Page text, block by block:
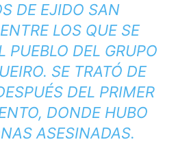
DE EJIDO SAN
LOS QUE SE
PUEBLO DEL GRUPO
. SE TRATÓ DE
DEL PRIMER
DONDE HUBO
ASESINADAS.